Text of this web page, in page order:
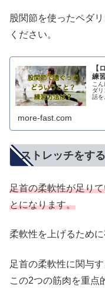
股関節を使ったペダ
ください。
【
練
こ
ダ
話を
more-fast.com
ストレッチをする
足首の柔軟性が足り
とになります。
柔軟性を上げるため
足首の柔軟性に関与
この2つの筋肉を重点